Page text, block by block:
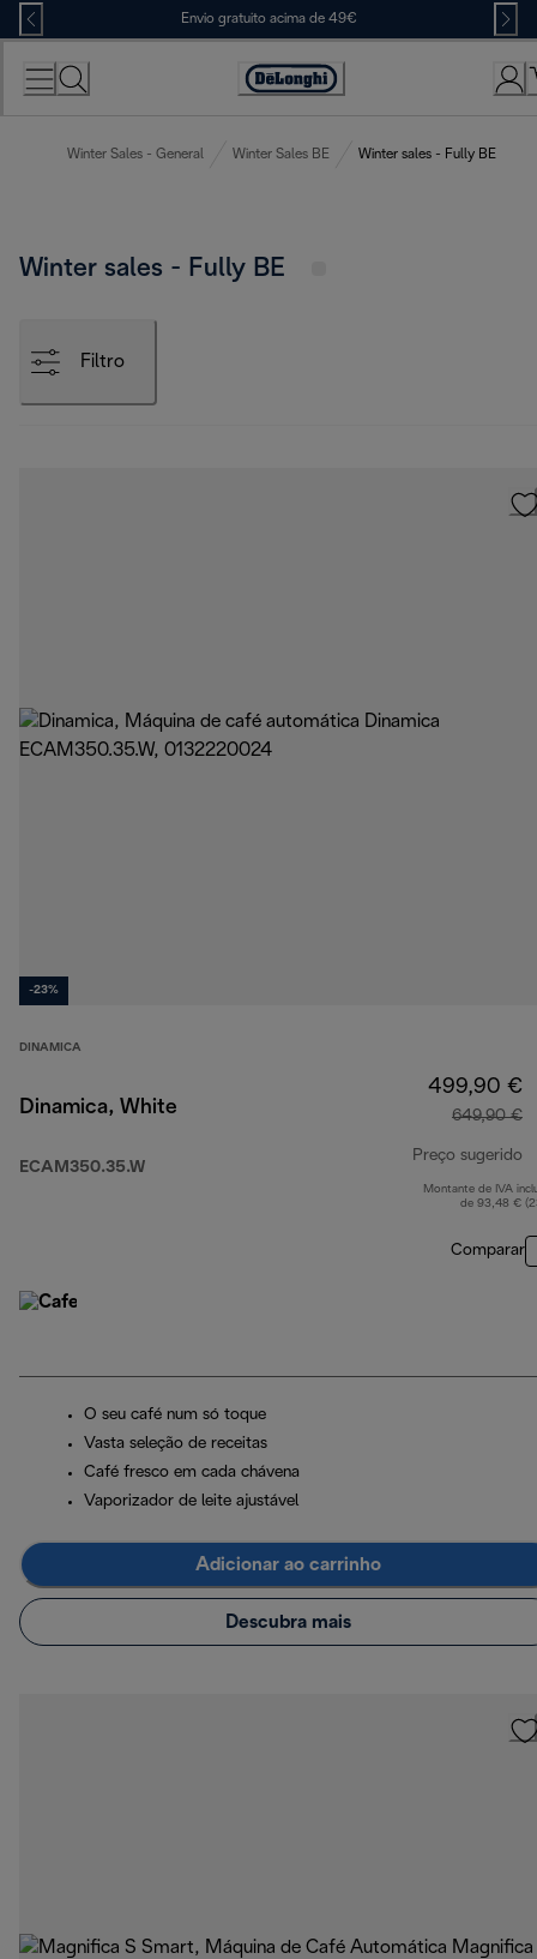
Skip
to
Content
Envio gratuito acima de 49€
Accessibility
Winter Sales - General Winter Sales BE Winter sales - Fully BE
Winter sales - Fully BE
Filtro
-23%
DINAMICA
Dinamica, White
ECAM350.35.W
499,90 €
649,90 €
Preço sugerido
Montante de IVA
de 93,48 €
Comparar
O seu café num só toque
Vasta seleção de receitas
Café fresco em cada chávena
Vaporizador de leite ajustável
Adicionar ao carrinho
Descubra mais